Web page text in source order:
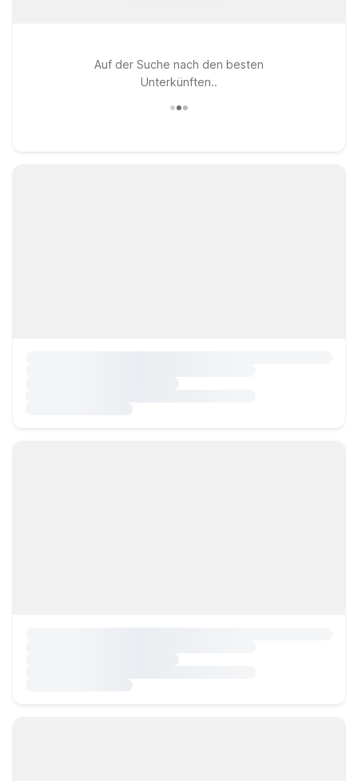
Auf der Suche nach den besten
Unterkünften..